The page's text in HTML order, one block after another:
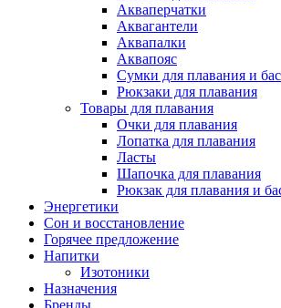
Акваперчатки
Аквагантели
Аквапалки
Аквапояс
Сумки для плавания и
Рюкзаки для плавания
Товары для плавания
Очки для плавания
Лопатка для плавания
Ласты
Шапочка для плавания
Рюкзак для плавания и
Энергетики
Сон и восстановление
Горячее предложение
Напитки
Изотоники
Назначения
Бренды